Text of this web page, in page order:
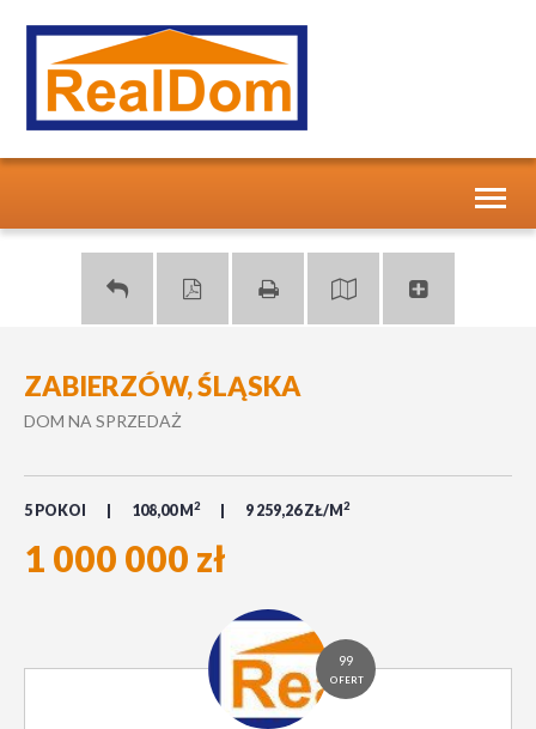
ZABIERZÓW, ŚLĄSKA
DOM NA SPRZEDAŻ
5 POKOI 108,00 M 2 9 259,26 ZŁ/M 2
1 000 000 zł
99
OFERT